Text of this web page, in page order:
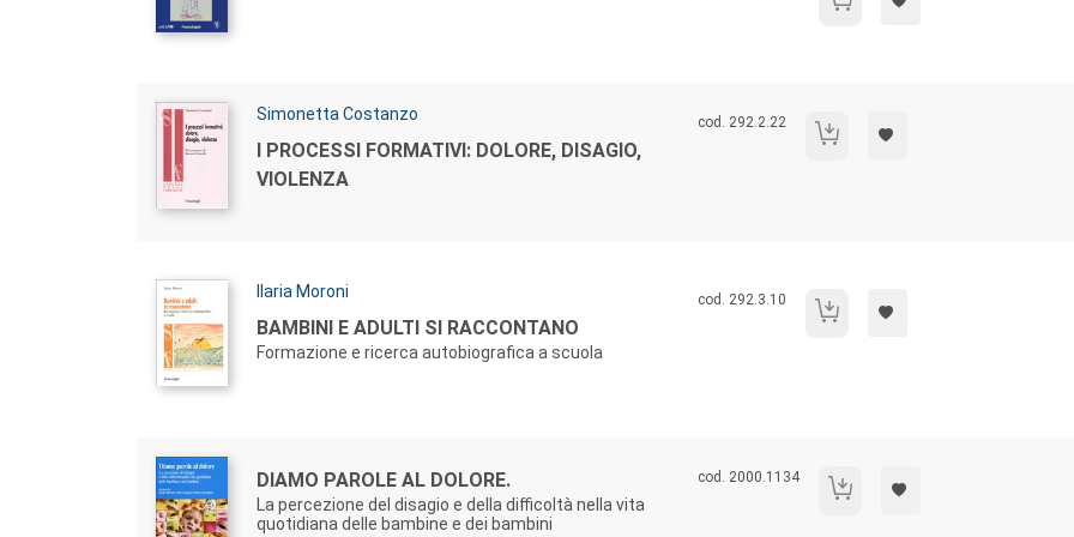
Autori:
Simonetta Costanzo
Titolo:
I PROCESSI FORMATIVI: DOLORE, DISAGIO,
VIOLENZA
Codice libro:
cod. 292.2.22 I processi formativi: dolore, disagio,
Autori:
Ilaria Moroni
Titolo:
BAMBINI E ADULTI SI RACCONTANO
Formazione e ricerca autobiografica a scuola
Codice libro:
cod. 292.3.10 Bambini e adulti si raccontano
Autori:
Titolo:
DIAMO PAROLE AL DOLORE.
La percezione del disagio e della difficoltà nella vita
quotidiana delle bambine e dei bambini
Codice libro:
cod. 2000.1134 Diamo parole al dolore.